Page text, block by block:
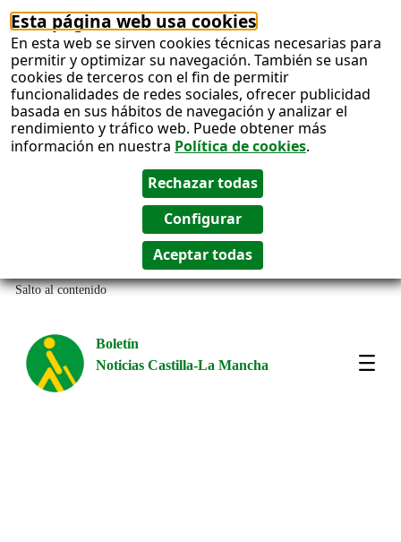
Esta página web usa cookies
En esta web se sirven cookies técnicas necesarias para
permitir y optimizar su navegación. También se usan
cookies de terceros con el fin de permitir
funcionalidades de redes sociales, ofrecer publicidad
basada en sus hábitos de navegación y analizar el
rendimiento y tráfico web. Puede obtener más
información en nuestra Política de cookies.
Salto al contenido
Boletín
Noticias Castilla-La Mancha